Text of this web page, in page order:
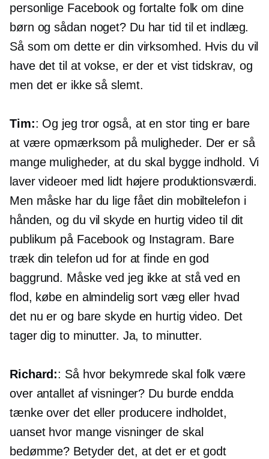
personlige Facebook og fortalte folk om dine
børn og sådan noget? Du har tid til et indlæg.
Så som om dette er din virksomhed. Hvis du vil
have det til at vokse, er der et vist tidskrav, og
men det er ikke så slemt.
Tim:: Og jeg tror også, at en stor ting er bare
at være opmærksom på muligheder. Der er så
mange muligheder, at du skal bygge indhold. Vi
laver videoer med lidt højere produktionsværdi.
Men måske har du lige fået din mobiltelefon i
hånden, og du vil skyde en hurtig video til dit
publikum på Facebook og Instagram. Bare
træk din telefon ud for at finde en god
baggrund. Måske ved jeg ikke at stå ved en
flod, købe en almindelig sort væg eller hvad
det nu er og bare skyde en hurtig video. Det
tager dig to minutter. Ja, to minutter.
Richard:: Så hvor bekymrede skal folk være
over antallet af visninger? Du burde endda
tænke over det eller producere indholdet,
uanset hvor mange visninger de skal
bedømme? Betyder det, at det er et godt